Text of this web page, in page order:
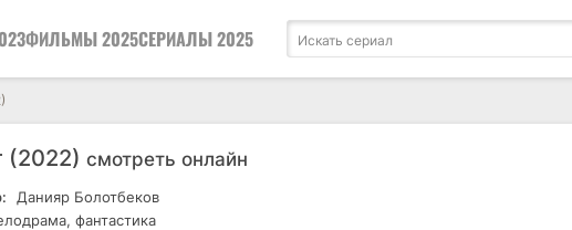
ФИЛЬМЫ 2025СЕРИАЛЫ 2025
(2022) смотреть онлайн
Данияр Болотбеков
фантастика